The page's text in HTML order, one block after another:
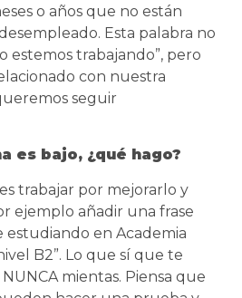
o años que no están
Esta palabra no
estemos trabajando”, pero
con nuestra
seguir
es bajo, ¿qué hago?
trabajar por mejorarlo y
ejemplo añadir una frase
en Academia
B2”. Lo que sí que te
mientas. Piensa que